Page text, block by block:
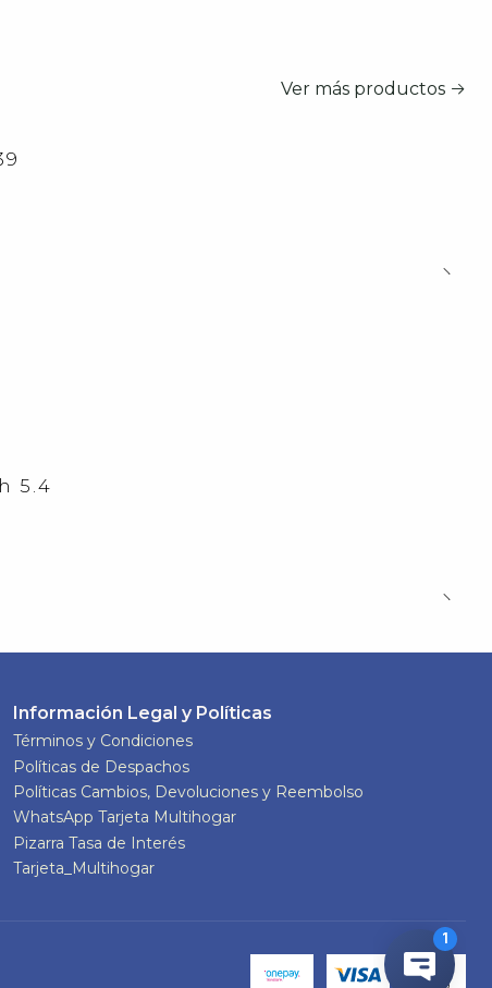
Ver más productos
5.4
Información Legal y Políticas
Términos y Condiciones
Políticas de Despachos
Políticas Cambios, Devoluciones y Reembolso
WhatsApp Tarjeta Multihogar
Pizarra Tasa de Interés
Tarjeta_Multihogar